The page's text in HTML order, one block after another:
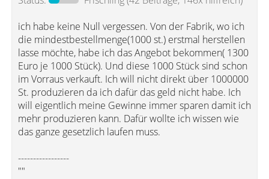
ich habe keine Null vergessen. Von der Fabrik, wo ich
die mindestbestellmenge(1000 st.) erstmal herstellen
lasse möchte, habe ich das Angebot bekommen( 1300
Euro je 1000 Stück). Und diese 1000 Stück sind schon
im Vorraus verkauft. Ich will nicht direkt über 1000000
St. produzieren da ich dafür das geld nicht habe. Ich
will eigentlich meine Gewinne immer sparen damit ich
mehr produzieren kann. Dafür wollte ich wissen wie
das ganze gesetzlich laufen muss.
-----------------
""